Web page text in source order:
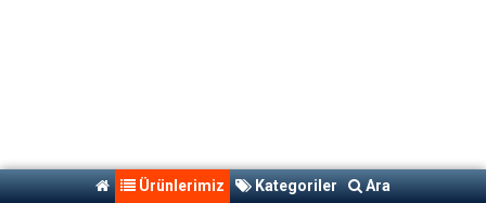
Ürünlerimiz Kategoriler Ara